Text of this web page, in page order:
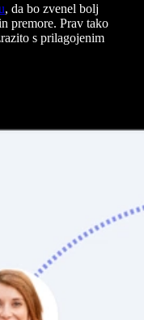
, da bo zvenel bolj
premore. Prav tako
s prilagojenim